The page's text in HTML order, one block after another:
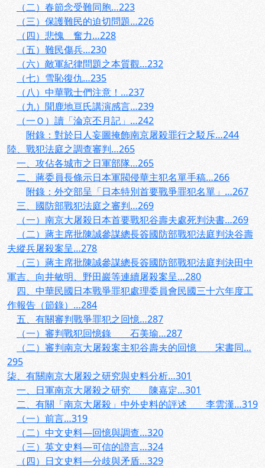
（二）春節念受難同胞…223
（三）保護難民的迫切問題…226
（四）悲愧 奮力…228
（五）難民傷兵…230
（六）敵軍紀律問題之本質觀…232
（七）雪恥復仇…235
（八）中華戰士們注意！…237
（九）聞鹿地亘氏講演感言…239
（一Ｏ）讀「淪京丕月記」…242
附錄：對於日人妄圖掩飾南京屠殺罪行之駁斥…244
陸、戰犯法庭之調查審判…265
一、攻佔各城市之日軍部隊…265
二、蔣委員長條示日本軍閥侵華主犯名單手稿…266
附錄：外交部呈「日本特別首要戰爭罪犯名單」…267
三、國防部戰犯法庭之審判…269
（一）南京大屠殺日本首要戰犯谷壽夫處死判決書…269
（二）蔣主席批陳誠參謀總長簽國防部戰犯法庭判決谷壽
夫縱兵屠殺案呈…278
（三）蔣主席批陳誠參謀總長簽國防部戰犯法庭判決田中
軍吉、向井敏明、野田巖等連續屠殺案呈…280
四、中華民國日本戰爭罪犯處理委員會民國三十六年度工
作報告（節錄）…284
五、有關審判戰爭罪犯之回憶…287
（一）審判戰犯回憶錄 石美瑜…287
（二）審判南京大屠殺案主犯谷壽夫的回憶 宋書同…
295
柒、有關南京大屠殺之研究與史料分析…301
一、日軍南京大屠殺之研究 陳嘉定…301
二、有關「南京大屠殺」中外史料的評述 李雲漢…319
（一）前言…319
（二）中文史料—回憶與調查…320
（三）英文史料—可信的證言…324
（四）日文史料—分歧與矛盾…329